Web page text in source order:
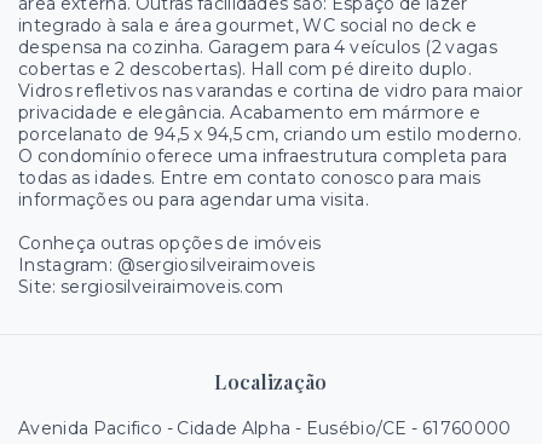
integrado à sala e área gourmet, WC social no deck e
despensa na cozinha. Garagem para 4 veículos (2 vagas
cobertas e 2 descobertas). Hall com pé direito duplo.
Vidros refletivos nas varandas e cortina de vidro para maior
privacidade e elegância. Acabamento em mármore e
porcelanato de 94,5 x 94,5 cm, criando um estilo moderno.
O condomínio oferece uma infraestrutura completa para
todas as idades. Entre em contato conosco para mais
informações ou para agendar uma visita.
Conheça outras opções de imóveis
Instagram: @sergiosilveiraimoveis
Site: sergiosilveiraimoveis.com
Localização
Avenida Pacifico - Cidade Alpha - Eusébio/CE - 61760000